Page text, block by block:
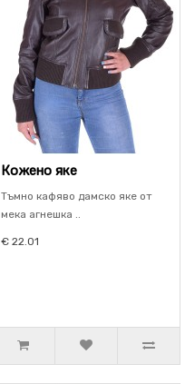
Кожено яке
Тъмно кафяво дамско яке от
мека агнешка ..
€ 22.01